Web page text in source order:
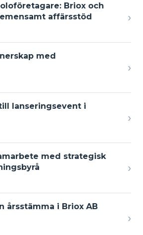
Briox och
affärsstöd
›
med
›
lanseringsevent i
›
med strategisk
›
årsstämma i Briox AB
›